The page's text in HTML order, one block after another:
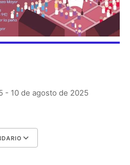
- 10 de agosto de 2025